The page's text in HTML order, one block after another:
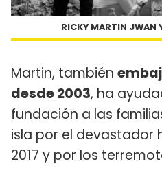
RICKY MARTIN JWAN
Martin, también
desde 2003, ha
fundación a las
isla por el devastador
2017 y por los